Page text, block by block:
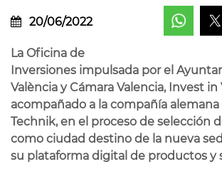
20/06/2022
La Oficina de
Inversiones impulsada por el
València y Cámara Valencia, Invest in
acompañado a la compañía
Technik, en el proceso de selección
como ciudad destino de la nueva
su plataforma digital de productos y